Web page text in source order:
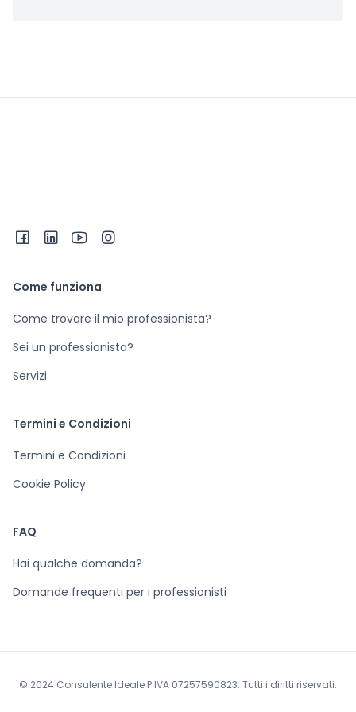
Come funziona
Come trovare il mio professionista?
Sei un professionista?
Servizi
Termini e Condizioni
Termini e Condizioni
Cookie Policy
FAQ
Hai qualche domanda?
Domande frequenti per i professionisti
© 2024 Consulente Ideale P.IVA 07257590823. Tutti i diritti riservati.